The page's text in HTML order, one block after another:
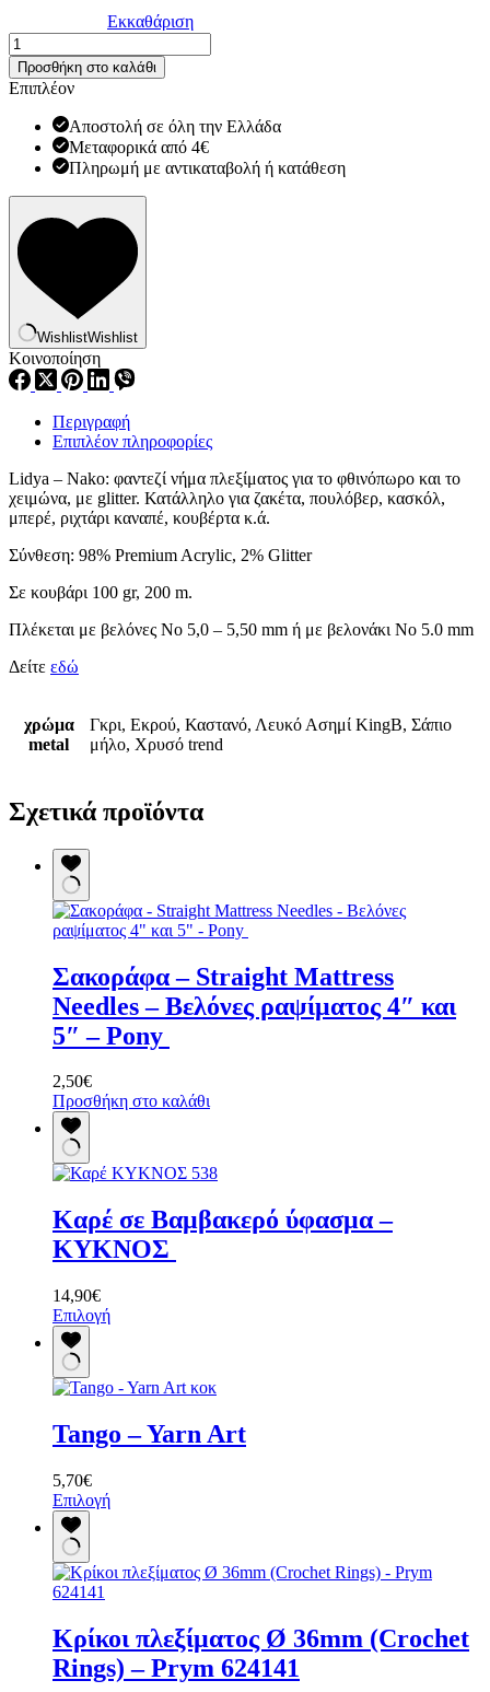
Εκκαθάριση
Lidya
-
Nako
ποσότητα
Προσθήκη στο καλάθι
Επιπλέον
Αποστολή σε όλη την Ελλάδα
Μεταφορικά από 4€
Πληρωμή με αντικαταβολή ή κατάθεση
WishlistWishlist
Κοινοποίηση
Περιγραφή
Επιπλέον πληροφορίες
Lidya – Nako: φαντεζί νήμα πλεξίματος για το φθινόπωρο και το
χειμώνα, με glitter. Κατάλληλο για ζακέτα, πουλόβερ, κασκόλ,
μπερέ, ριχτάρι καναπέ, κουβέρτα κ.ά.
Σύνθεση: 98% Premium Acrylic, 2% Glitter
Σε κουβάρι 100 gr, 200 m.
Πλέκεται με βελόνες No 5,0 – 5,50 mm ή με βελονάκι Νο 5.0 mm
Δείτε εδώ
χρώμα
metal
Γκρι, Εκρού, Καστανό, Λευκό Ασημί KingB, Σάπιο
μήλο, Χρυσό trend
Σχετικά προϊόντα
Σακοράφα – Straight Mattress
Needles – Βελόνες ραψίματος 4″ και
5″ – Pony
2,50€
Προσθήκη στο καλάθι
Καρέ σε Βαμβακερό ύφασμα –
ΚΥΚΝΟΣ
14,90€
ΕπιλογήΑυτό
πολλαπλές
Οι
επιλογές
επιλεγούν
του
Tango – Yarn Art
5,70€
ΕπιλογήΑυτό
πολλαπλές
επιλογές
μπορούν
να
Κρίκοι πλεξίματος Ø 36mm (Crochet
Rings) – Prym 624141